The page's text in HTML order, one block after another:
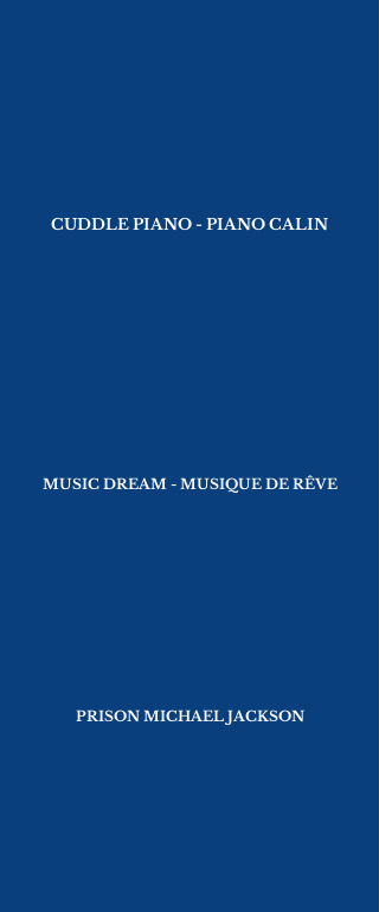
CUDDLE PIANO - PIANO CALIN
MUSIC DREAM - MUSIQUE DE RÊVE
PRISON MICHAEL JACKSON